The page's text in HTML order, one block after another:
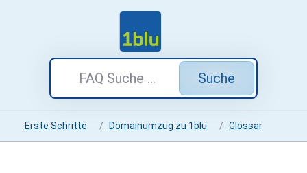
Suche
Erste Schritte Domainumzug zu 1blu Glossar